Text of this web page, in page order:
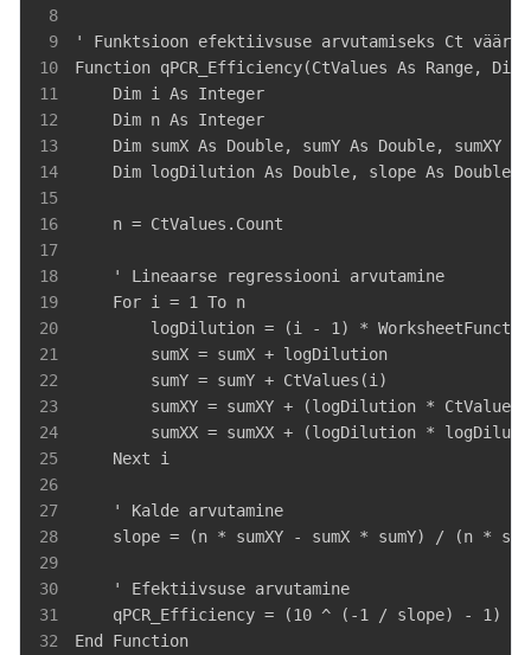
8
9
10
11
    Dim i As Integer
12
    Dim n As Integer
13
14
    Dim logDilution As Double, slope As Double
15
16
17
18
    ' Lineaarse regressiooni arvutamine
19
    For i = 1 To n
20
21
        sumX = sumX + logDilution
22
23
24
25
26
27
    ' Kalde arvutamine
28
29
30
    ' Efektiivsuse arvutamine
31
32
End Function